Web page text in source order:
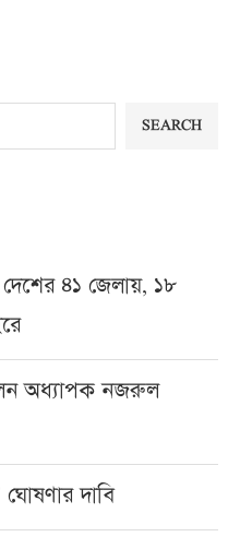
SEARCH
৪১ জেলায়, ১৮
অধ্যাপক নজরুল
ঘোষণার দাবি